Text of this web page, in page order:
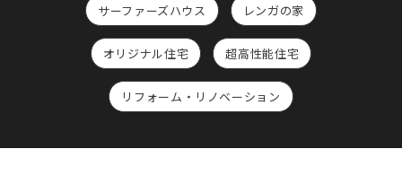
サーファーズハウス レンガの家
オリジナル住宅 超高性能住宅
リフォーム・リノベーション